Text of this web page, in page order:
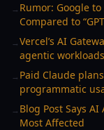
→ Rumor: Google
Compared to
→Vercel’s AI
agentic
→ Paid Claude
programmatic
→ Blog Post Says
Most Affected